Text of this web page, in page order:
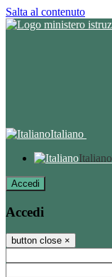
Salta al contenuto
Italiano
Italiano
Accedi
Accedi
button close ×